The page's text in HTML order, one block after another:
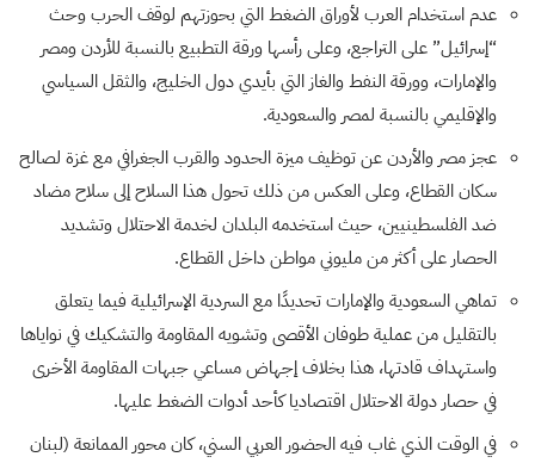
عدم استخدام العرب لأوراق الضغط التي بحوزتهم لوقف الحرب وحث
“إسرائيل” على التراجع، وعلى رأسها ورقة التطبيع بالنسبة للأردن ومصر
والإمارات، وورقة النفط والغاز التي بأيدي دول الخليج، والثقل السياسي
والإقليمي بالنسبة لمصر والسعودية.
عجز مصر والأردن عن توظيف ميزة الحدود والقرب الجغرافي مع غزة لصالح
سكان القطاع، وعلى العكس من ذلك تحول هذا السلاح إلى سلاح مضاد
ضد الفلسطينيين، حيث استخدمه البلدان لخدمة الاحتلال وتشديد
الحصار على أكثر من مليوني مواطن داخل القطاع.
تماهي السعودية والإمارات تحديدًا مع السردية الإسرائيلية فيما يتعلق
بالتقليل من عملية طوفان الأقصى وتشويه المقاومة والتشكيك في نواياها
واستهداف قادتها، هذا بخلاف إجهاض مساعي جبهات المقاومة الأخرى
في حصار دولة الاحتلال اقتصاديا كأحد أدوات الضغط عليها.
في الوقت الذي غاب فيه الحضور العربي السني، كان محور الممانعة (لبنان